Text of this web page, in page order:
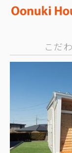
こだ